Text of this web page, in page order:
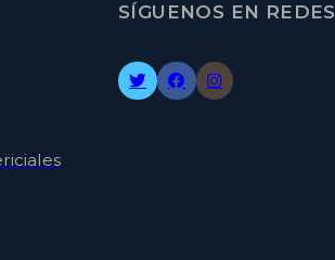
SÍGUENOS EN REDES